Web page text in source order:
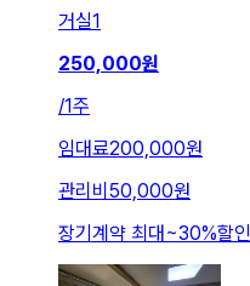
거실1
250,000원
/1주
임대료200,000원
관리비 50,000원
장기계약 최대~30%할인